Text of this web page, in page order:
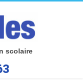
scolaire